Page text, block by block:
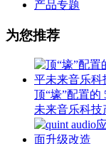
产品专题
为您推荐
顶“壕”配置的
未来音乐科技